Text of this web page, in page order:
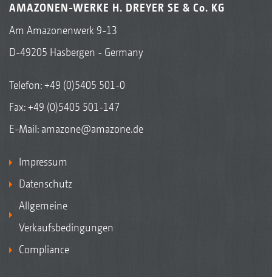
AMAZONEN-WERKE H. DREYER SE & Co. KG
Am Amazonenwerk 9-13
D-49205 Hasbergen - Germany
Telefon:+49 (0)5405 501-0
Fax: +49 (0)5405 501-147
E-Mail: amazone@amazone.de
Impressum
Datenschutz
Allgemeine
Verkaufsbedingungen
Compliance